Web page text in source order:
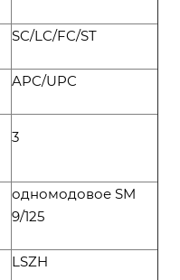
SC/LC/FC/ST
APC/UPC
3
одномодовое SM
9/125
LSZH